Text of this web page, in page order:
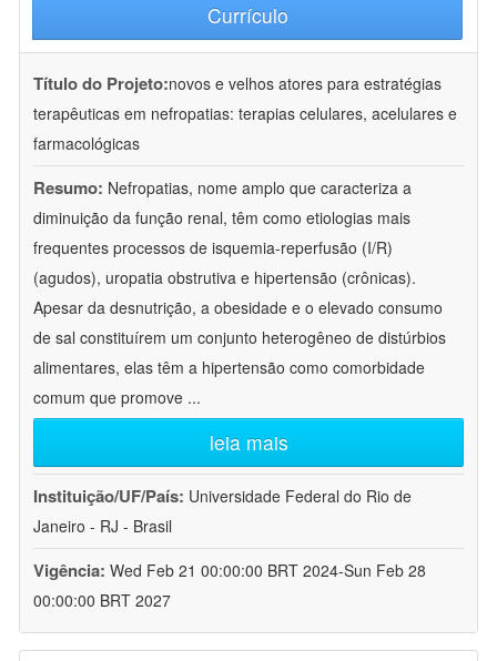
Currículo
Título do Projeto:novos e velhos atores para estratégias
terapêuticas em nefropatias: terapias celulares, acelulares e
farmacológicas
Resumo: Nefropatias, nome amplo que caracteriza a
diminuição da função renal, têm como etiologias mais
frequentes processos de isquemia-reperfusão (I/R)
(agudos), uropatia obstrutiva e hipertensão (crônicas).
Apesar da desnutrição, a obesidade e o elevado consumo
de sal constituírem um conjunto heterogêneo de distúrbios
alimentares, elas têm a hipertensão como comorbidade
comum que promove ...
leia mais
Instituição/UF/País: Universidade Federal do Rio de
Janeiro - RJ - Brasil
Vigência: Wed Feb 21 00:00:00 BRT 2024-Sun Feb 28
00:00:00 BRT 2027